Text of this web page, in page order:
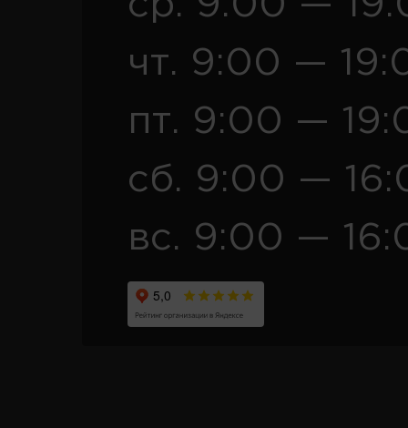
чт. 9:00 —
пт. 9:00 —
сб. 9:00 —
вс. 9:00 —